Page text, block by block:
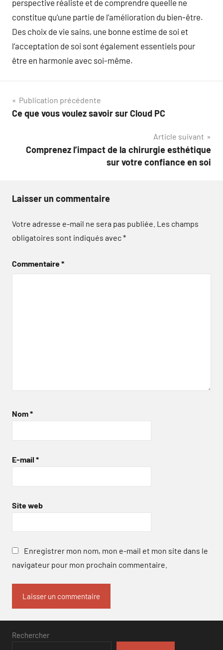
perspective réaliste et de comprendre queelle ne
constitue qu’une partie de l’amélioration du bien-être.
Des choix de vie sains, une bonne estime de soi et
l’acceptation de soi sont également essentiels pour
être en harmonie avec soi-même.
Navigation
de
Publication précédente
Ce que vous voulez savoir sur Cloud PC
Article suivant
Comprenez l’impact de la chirurgie esthétique
sur votre confiance en soi
Laisser un commentaire
Votre adresse e-mail ne sera pas publiée. Les champs
obligatoires sont indiqués avec*
Commentaire*
Nom*
E-mail *
Site web
Enregistrer mon nom, mon e-mail et mon site dans le
navigateur pour mon prochain commentaire.
Rechercher